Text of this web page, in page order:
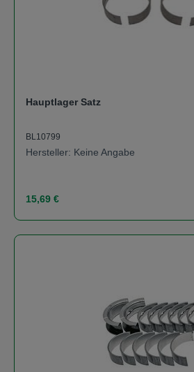
Hauptlager Satz
BL10799
Hersteller: Keine Angabe
Regulärer Preis:
15,69 €